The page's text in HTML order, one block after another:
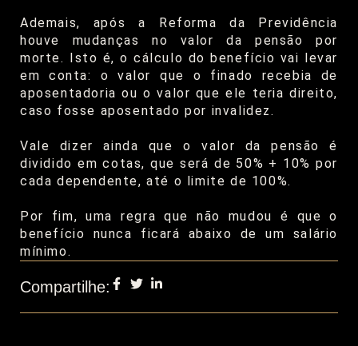
Ademais, após a Reforma da Previdência
houve mudanças no valor da pensão por
morte. Isto é, o cálculo do benefício vai levar
em conta: o valor que o finado recebia de
aposentadoria ou o valor que ele teria direito,
caso fosse aposentado por invalidez.
Vale dizer ainda que o valor da pensão é
dividido em cotas, que será de 50% + 10% por
cada dependente, até o limite de 100%.
Por fim, uma regra que não mudou é que o
benefício nunca ficará abaixo de um salário
mínimo.
Compartilhe: